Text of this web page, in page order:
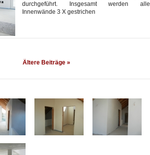
durchgeführt. Insgesamt werden alle
Innenwände 3 X gestrichen
Ältere Beiträge »